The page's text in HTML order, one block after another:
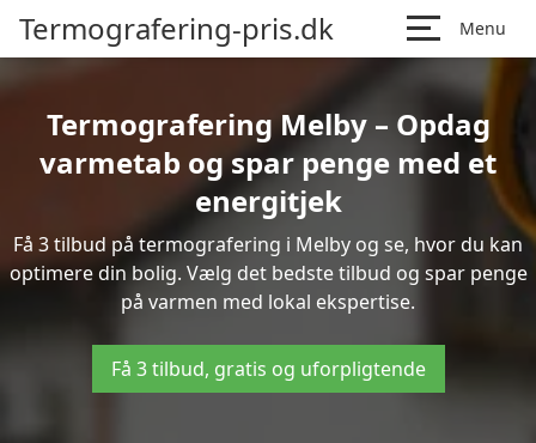
Termografering-pris.dk Menu
Termografering Melby – Opdag
varmetab og spar penge med et
energitjek
Få 3 tilbud på termografering i Melby og se, hvor du kan
optimere din bolig. Vælg det bedste tilbud og spar penge
på varmen med lokal ekspertise.
Få 3 tilbud, gratis og uforpligtende